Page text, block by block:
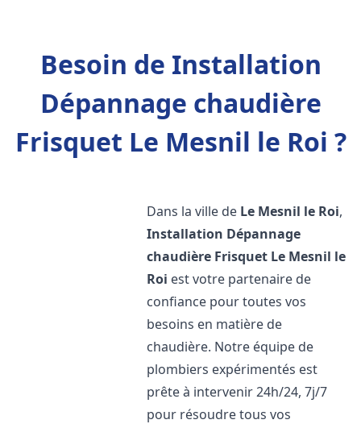
Besoin de Installation
Dépannage chaudière
Frisquet Le Mesnil le Roi ?
Dans la ville de Le Mesnil le Roi,
Installation Dépannage
chaudière Frisquet Le Mesnil le
Roi est votre partenaire de
confiance pour toutes vos
besoins en matière de
chaudière. Notre équipe de
plombiers expérimentés est
prête à intervenir 24h/24, 7j/7
pour résoudre tous vos